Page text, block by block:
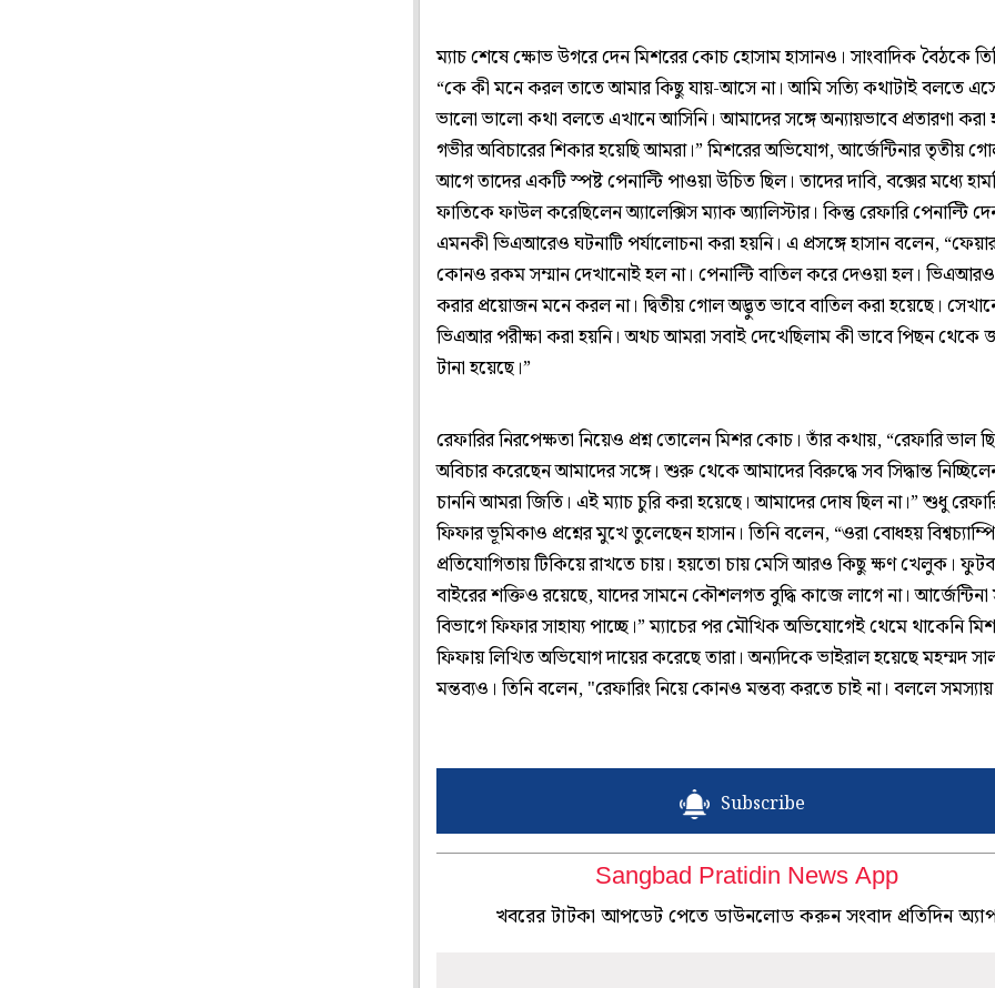
ম্যাচ শেষে ক্ষোভ উগরে দেন মিশরের কোচ হোসাম হাসানও। সাংবাদিক বৈঠকে
“কে কী মনে করল তাতে আমার কিছু যায়-আসে না। আমি সত্যি কথাটাই বলতে
ভালো ভালো কথা বলতে এখানে আসিনি। আমাদের সঙ্গে অন্যায়ভাবে প্রতারণা করা
গভীর অবিচারের শিকার হয়েছি আমরা।” মিশরের অভিযোগ, আর্জেন্টিনার তৃতীয়
আগে তাদের একটি স্পষ্ট পেনাল্টি পাওয়া উচিত ছিল। তাদের দাবি, বক্সের মধ্যে
ফাতিকে ফাউল করেছিলেন অ্যালেক্সিস ম্যাক অ্যালিস্টার। কিন্তু রেফারি পেনাল্টি
এমনকী ভিএআরেও ঘটনাটি পর্যালোচনা করা হয়নি। এ প্রসঙ্গে হাসান বলেন,
কোনও রকম সম্মান দেখানোই হল না। পেনাল্টি বাতিল করে দেওয়া হল। ভিএআরও
করার প্রয়োজন মনে করল না। দ্বিতীয় গোল অদ্ভুত ভাবে বাতিল করা হয়েছে।
ভিএআর পরীক্ষা করা হয়নি। অথচ আমরা সবাই দেখেছিলাম কী ভাবে পিছন থেকে
টানা হয়েছে।”
রেফারির নিরপেক্ষতা নিয়েও প্রশ্ন তোলেন মিশর কোচ। তাঁর কথায়, “রেফারি ভাল
অবিচার করেছেন আমাদের সঙ্গে। শুরু থেকে আমাদের বিরুদ্ধে সব সিদ্ধান্ত
চাননি আমরা জিতি। এই ম্যাচ চুরি করা হয়েছে। আমাদের দোষ ছিল না।” শুধু
ফিফার ভূমিকাও প্রশ্নের মুখে তুলেছেন হাসান। তিনি বলেন, “ওরা বোধহয়
প্রতিযোগিতায় টিকিয়ে রাখতে চায়। হয়তো চায় মেসি আরও কিছু ক্ষণ খেলুক।
বাইরের শক্তিও রয়েছে, যাদের সামনে কৌশলগত বুদ্ধি কাজে লাগে না। আর্জেন্টিনা
বিভাগে ফিফার সাহায্য পাচ্ছে।” ম্যাচের পর মৌখিক অভিযোগেই থেমে থাকেনি
ফিফায় লিখিত অভিযোগ দায়ের করেছে তারা। অন্যদিকে ভাইরাল হয়েছে মহম্মদ
মন্তব্যও। তিনি বলেন, "রেফারিং নিয়ে কোনও মন্তব্য করতে চাই না। বললে
Subscribe
Sangbad Pratidin News App
খবরের টাটকা আপডেট পেতে ডাউনলোড করুন সংবাদ প্রতিদিন